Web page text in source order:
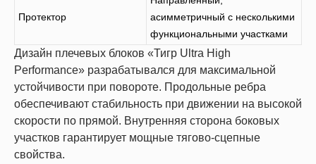
Протектор
асимметричный с несколькими
функциональными участками
Дизайн плечевых блоков «Тигр Ultra High
Performance» разрабатывался для максимальной
устойчивости при повороте. Продольные ребра
обеспечивают стабильность при движении на высокой
скорости по прямой. Внутренняя сторона боковых
участков гарантирует мощные тягово-сцепные
свойства.